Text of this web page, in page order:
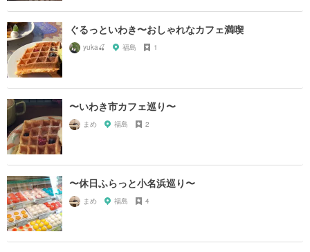
ぐるっといわき〜おしゃれなカフェ満喫
yuka🍒 福島 1
〜いわき市カフェ巡り〜
まめ 福島 2
〜休日ふらっと小名浜巡り〜
まめ 福島 4